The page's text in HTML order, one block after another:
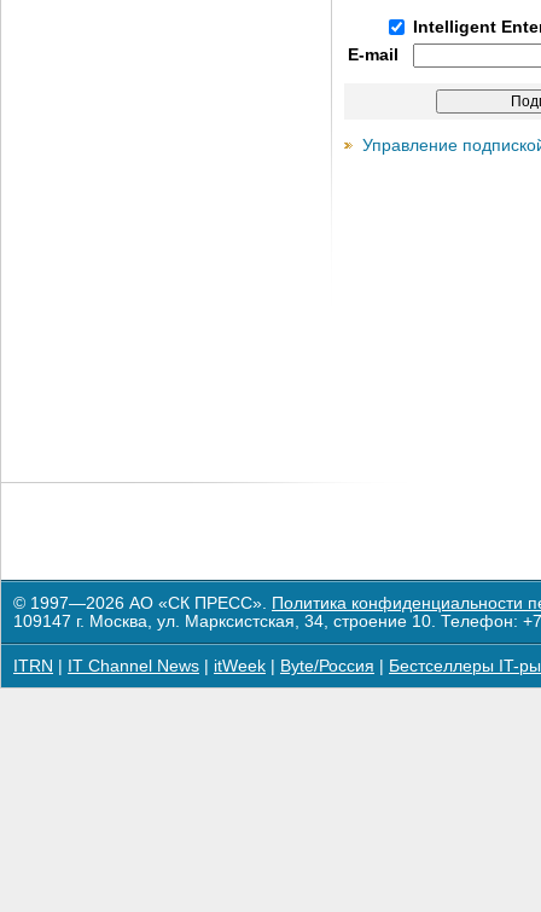
Intelligent
E-mail
Управление
© 1997—2026 АО «СК ПРЕСС». Политика конфиденциальности
109147 г. Москва, ул. Марксистская, 34, строение 10. Телефон:
ITRN IT Channel News itWeek Byte/Россия Бестселлеры IT-